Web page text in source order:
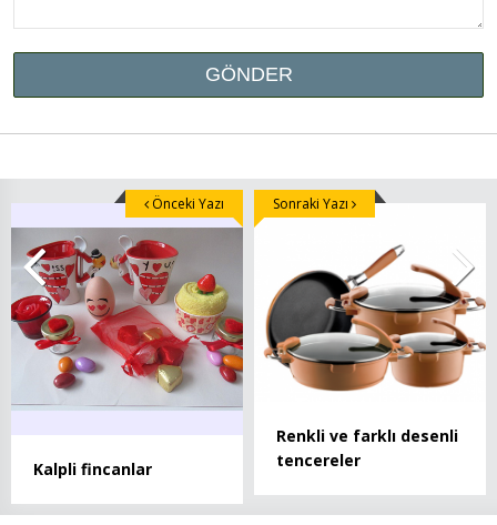
Kalpli fincanlar
Önceki Yazı
Renkli ve farklı desenli
tencereler
Sonraki Yazı